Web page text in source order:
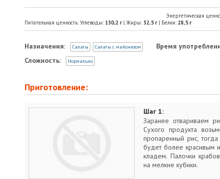
Энергетическая
Питательная ценность: Углеводы: 130,2 г| Жиры: 32,5 г| Белки: 28,5 г
Назначения: Салаты Салаты с майонезом
Время
Сложность:
Нормально
Приготовление:
Шаг 1:
Заранее отвариваем
Сухого продукта
пропаренный рис,
будет более красивым
кладем. Палочки
на мелкие кубики.